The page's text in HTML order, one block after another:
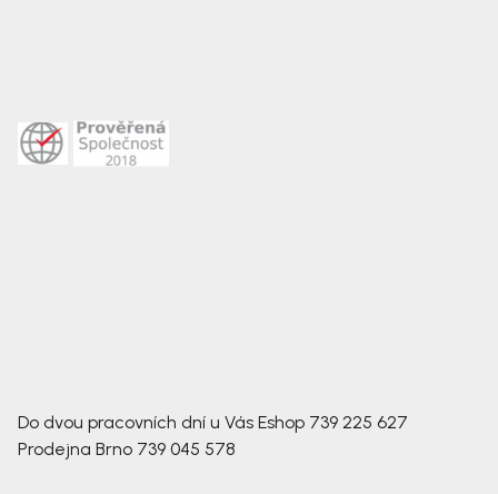
Do dvou pracovních dní u Vás Eshop 739 225 627
Prodejna Brno 739 045 578